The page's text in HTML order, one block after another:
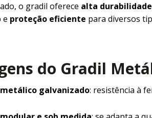
o gradil oferece alta durabilidade
e proteção eficiente para diversos
do Gradil
galvanizado: resistência à